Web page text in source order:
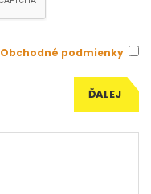
Obchodné podmienky